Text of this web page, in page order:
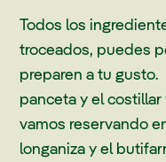
Todos los
troceados, puedes
preparen a tu
panceta y el
vamos reservando
longaniza y el